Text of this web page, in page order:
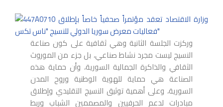
وركزت الجلسة الثانية وهي ثقافية على كون صناعة
النسيج ليست مجرد نشاط صناعي، بل جزء من الموروث
الثقافي والذاكرة الجمالية السورية، وأن حماية هذه
الصناعة هي حماية للهوية الوطنية وروح المدن
السورية، وعلى أهمية توثيق النسيج التقليدي وإطلاق
مبادرات لدعم الحرفيين والمصممين الشباب وربط